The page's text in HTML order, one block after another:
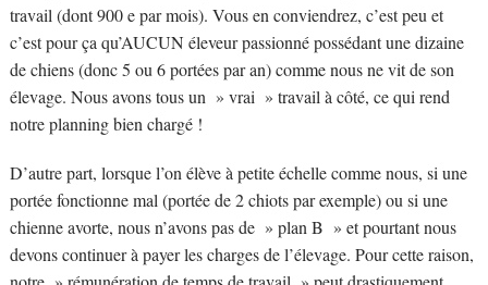
travail (dont 900 e par mois). Vous en conviendrez, c’est peu et
c’est pour ça qu’AUCUN éleveur passionné possédant une dizaine
de chiens (donc 5 ou 6 portées par an) comme nous ne vit de son
élevage. Nous avons tous un » vrai » travail à côté, ce qui rend
notre planning bien chargé !
D’autre part, lorsque l’on élève à petite échelle comme nous, si une
portée fonctionne mal (portée de 2 chiots par exemple) ou si une
chienne avorte, nous n’avons pas de » plan B » et pourtant nous
devons continuer à payer les charges de l’élevage. Pour cette raison,